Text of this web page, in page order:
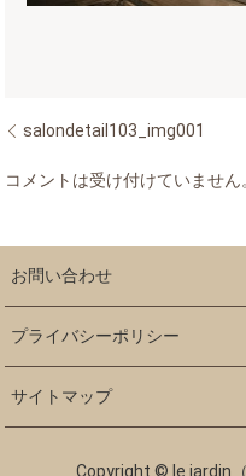
salondetail103_img001
コメントは受け付けていません
お問い合わせ
プライバシーポリシー
サイトマップ
Copyright © le jardin